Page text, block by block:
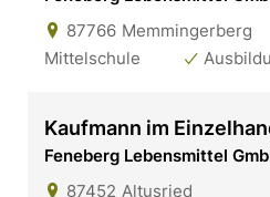
87766 Memmingerberg
Mittelschule
Kaufmann im
Feneberg Lebensmittel
87452 Altusried